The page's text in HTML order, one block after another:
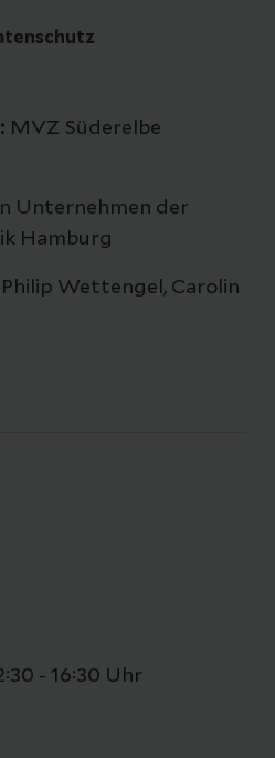
MVZ Süderelbe
Unternehmen der
Hamburg
Philip Wettengel, Carolin
- 16:30 Uhr